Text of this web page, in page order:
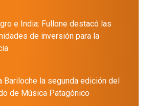
e India: Fullone destacó las
de inversión para la
Bariloche la segunda edición del
de Música Patagónico